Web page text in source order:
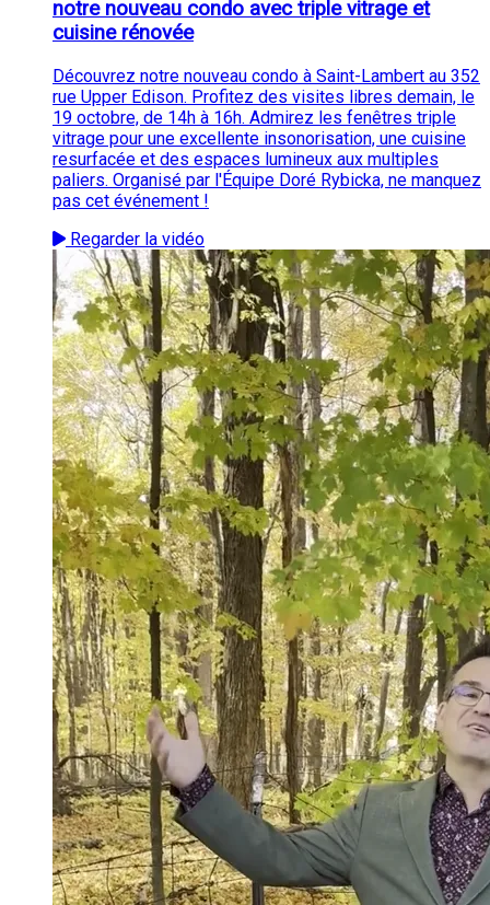
notre nouveau condo avec triple vitrage et
cuisine rénovée
Découvrez notre nouveau condo à Saint-Lambert au 352
rue Upper Edison. Profitez des visites libres demain, le
19 octobre, de 14h à 16h. Admirez les fenêtres triple
vitrage pour une excellente insonorisation, une cuisine
resurfacée et des espaces lumineux aux multiples
paliers. Organisé par l'Équipe Doré Rybicka, ne manquez
pas cet événement !
Regarder la vidéo